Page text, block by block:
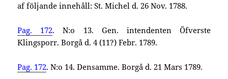
af följande innehåll: St. Michel d. 26 Nov. 1788.
Pag. 172. N:o 13. Gen. intendenten Öfverste
Klingsporr. Borgå d. 4 (11?) Febr. 1789.
Pag. 172. N:o 14. Densamme. Borgå d. 21 Mars 1789.